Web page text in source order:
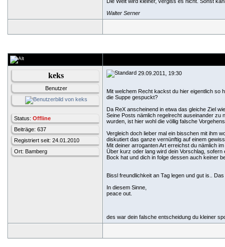
Walter Serner
keks
Benutzer
Status: Offline
Beiträge: 637
Registriert seit: 24.01.2010
Ort: Bamberg
29.09.2011, 19:30
Mit welchem Recht kackst du hier eigentlich so
die Suppe gespuckt?
Da ReX anscheinend in etwa das gleiche Ziel
Seine Posts nämlich regelrecht auseinander zu
wurden, ist hier wohl die völlig falsche
Vergleich doch lieber mal ein bisschen mit ihm
diskutiert das ganze vernünftig auf einem
Mit deiner arroganten Art erreichst du nämlich
Über kurz oder lang wird dein Vorschlag,
Bock hat und dich in folge dessen auch keiner
Bissl freundlichkeit an Tag legen und gut is..
In diesem Sinne,
peace out.
des war dein falsche entscheidung du kleiner